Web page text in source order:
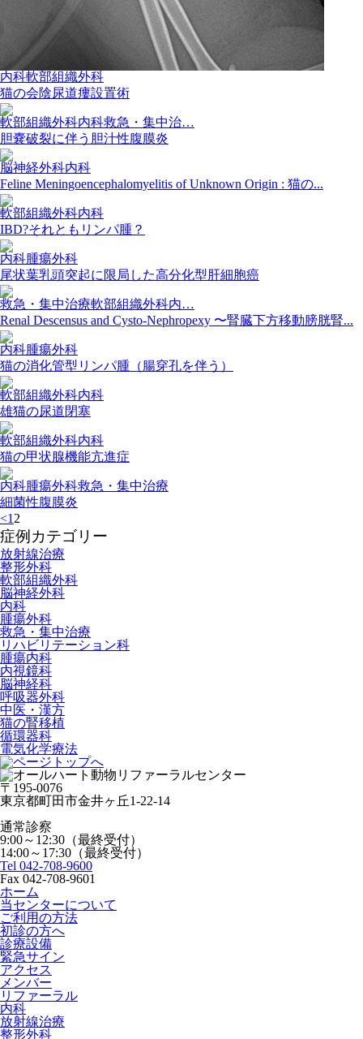
内科軟部組織外科
猫の会陰尿道瘻設置術
軟部組織外科内科救急・集中治…
胆嚢破裂に伴う胆汁性腹膜炎
脳神経外科内科
Feline Meningoencephalomyelitis of Unknown Origin : 猫の...
軟部組織外科内科
IBD?それともリンパ腫？
内科腫瘍外科
尾状葉乳頭突起に限局した高分化型肝細胞癌
救急・集中治療軟部組織外科内…
Renal Descensus and Cysto-Nephropexy 〜腎臓下方移動膀胱腎...
内科腫瘍外科
猫の消化管型リンパ腫（腸穿孔を伴う）
軟部組織外科内科
雄猫の尿道閉塞
軟部組織外科内科
猫の甲状腺機能亢進症
内科腫瘍外科救急・集中治療
細菌性腹膜炎
<1 2
症例カテゴリー
放射線治療
整形外科
軟部組織外科
脳神経外科
内科
腫瘍外科
救急・集中治療
リハビリテーション科
腫瘍内科
内視鏡科
脳神経科
呼吸器外科
中医・漢方
猫の腎移植
循環器科
電気化学療法
〒195-0076
東京都町田市金井ヶ丘1-22-14
通常診察
9:00～12:30（最終受付）
14:00～17:30（最終受付）
Tel 042-708-9600
Fax 042-708-9601
ホーム
当センターについて
ご利用の方法
初診の方へ
診療設備
緊急サイン
アクセス
メンバー
リファーラル
内科
放射線治療
整形外科